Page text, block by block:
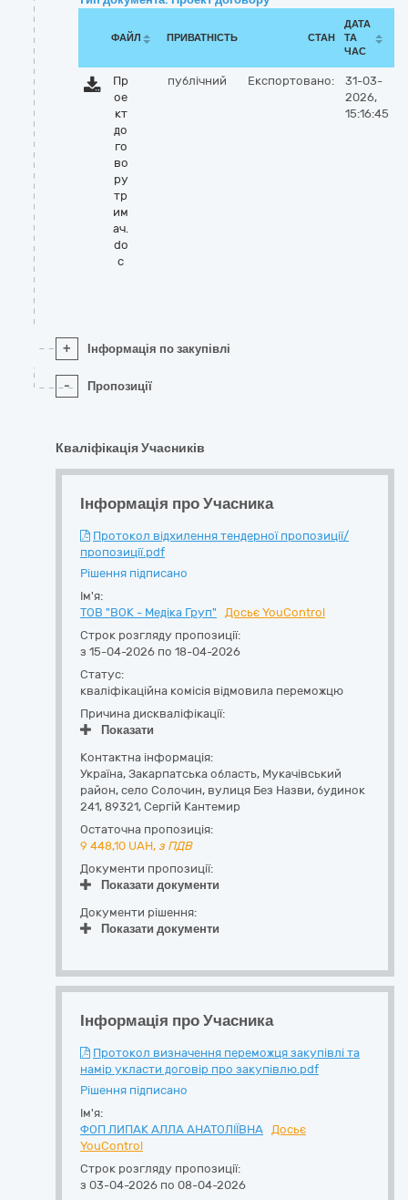
ФАЙЛ ПРИВАТНІСТЬ СТАН
ДАТА
ТА
ЧАС
Пр
ое
кт
до
го
во
ру
тр
им
ач.
do
c
публічний Експортовано:
31-03-
2026,
15:16:45
+ Інформація по закупівлі
- Пропозиції
Кваліфікація Учасників
Інформація про Учасника
Протокол відхилення тендерної пропозиції/
пропозиції.pdf
Рішення підписано
Ім'я:
ТОВ "ВОК - Медіка Груп"
Досьє YouControl
Строк розгляду пропозиції:
з 15-04-2026 по 18-04-2026
Статус:
кваліфікаційна комісія відмовила переможцю
Причина дискваліфікації:
Показати
Контактна інформація:
Україна, Закарпатська область, Мукачівський
район, село Солочин, вулиця Без Назви, будинок
241, 89321, Сергій Кантемир
Остаточна пропозиція:
9 448,10 UAH, з ПДВ
Документи пропозиції:
Показати документи
Документи рішення:
Показати документи
Інформація про Учасника
Протокол визначення переможця закупівлі та
намір укласти договір про закупівлю.pdf
Рішення підписано
Ім'я:
ФОП ЛИПАК АЛЛА АНАТОЛІЇВНА Досьє
YouControl
Строк розгляду пропозиції:
з 03-04-2026 по 08-04-2026